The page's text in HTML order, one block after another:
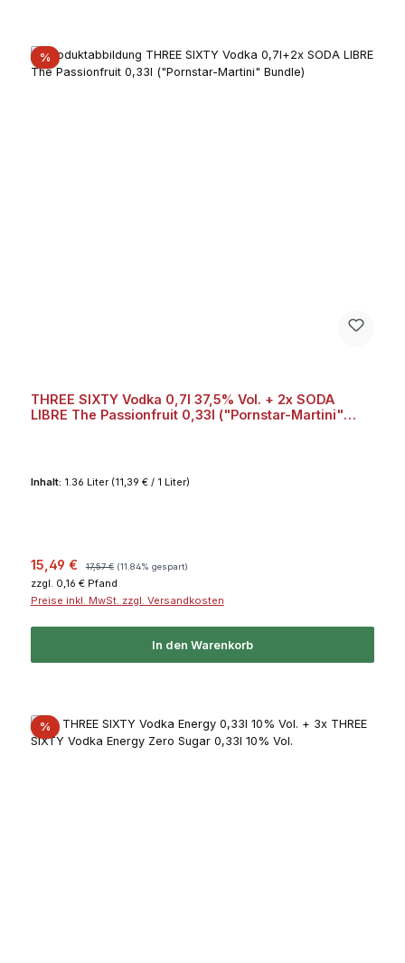
%Rabatt
THREE SIXTY Vodka 0,7l 37,5% Vol. + 2x SODA
LIBRE The Passionfruit 0,33l ("Pornstar-Martini"
Inhalt: 1.36 Liter (11,39 € / 1 Liter)
Verkaufspreis:
15,49 € Regulärer Preis:
17,57 € (11.84% gespart)
zzgl. 0,16 € Pfand
Preise inkl. MwSt. zzgl. Versandkosten
In den Warenkorb
%Rabatt